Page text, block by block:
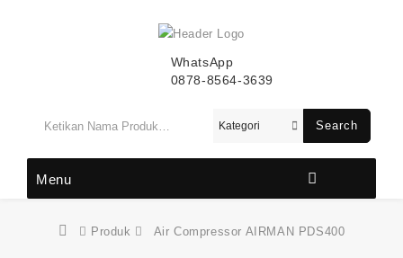
WhatsApp
0878-8564-3639
Search
Menu
Produk Air Compressor AIRMAN PDS400